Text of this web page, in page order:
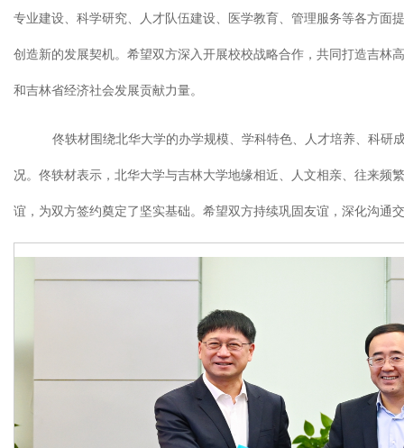
专业建设、科学研究、人才队伍建设、医学教育、管理服务等各方面
创造新的发展契机。希望双方深入开展校校战略合作，共同打造吉林
和吉林省经济社会发展贡献力量。
佟轶材围绕北华大学的办学规模、学科特色、人才培养、科研
况。佟轶材表示，北华大学与吉林大学地缘相近、人文相亲、往来频
谊，为双方签约奠定了坚实基础。希望双方持续巩固友谊，深化沟通